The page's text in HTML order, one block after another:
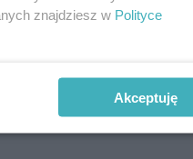
znajdziesz w Polityce
Akceptuję